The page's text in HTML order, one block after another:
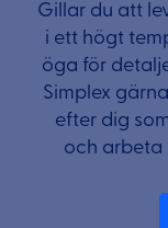
Gillar du att
i ett högt
öga för
Simplex
efter dig
och arbeta